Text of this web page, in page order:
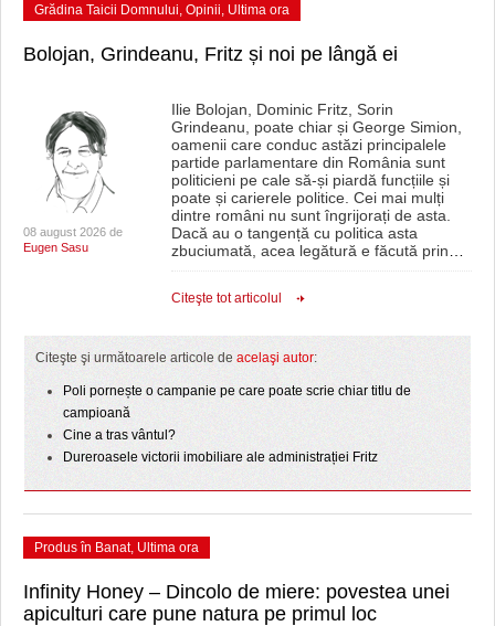
Grădina Taicii Domnului Opinii Ultima ora
Bolojan, Grindeanu, Fritz și noi pe lângă ei
08 august 2026 de
Eugen Sasu
Ilie Bolojan, Dominic Fritz, Sorin
Grindeanu, poate chiar și George Simion,
oamenii care conduc astăzi principalele
partide parlamentare din România sunt
politicieni pe cale să-și piardă funcțiile și
poate și carierele politice. Cei mai mulți
dintre români nu sunt îngrijorați de asta.
Dacă au o tangență cu politica asta
zbuciumată, acea legătură e făcută prin
Citeşte tot articolul
Citeşte şi următoarele articole de acelaşi autor:
Poli pornește o campanie pe care poate scrie chiar titlu de
campioană
Cine a tras vântul?
Dureroasele victorii imobiliare ale administrației Fritz
Produs în Banat, Ultima ora
Infinity Honey – Dincolo de miere: povestea unei
apiculturi care pune natura pe primul loc